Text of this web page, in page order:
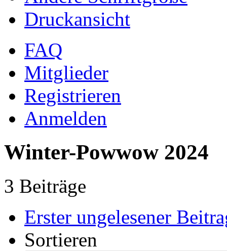
Druckansicht
FAQ
Mitglieder
Registrieren
Anmelden
Winter-Powwow 2024
3 Beiträge
Erster ungelesener
Sortieren